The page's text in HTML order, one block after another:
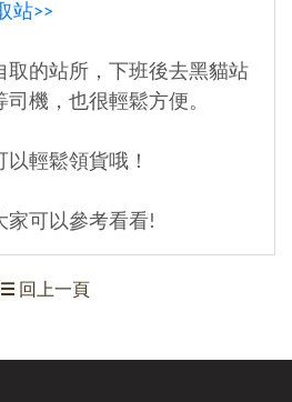
站>>
取的站所，下班後去黑貓站
機，也很輕鬆方便。
輕鬆領貨哦！
家可以參考看看!
回上一頁